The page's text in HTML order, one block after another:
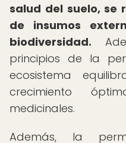
salud del suelo, se
de insumos
biodiversidad.
principios de la
ecosistema
crecimiento
medicinales.
Además, la